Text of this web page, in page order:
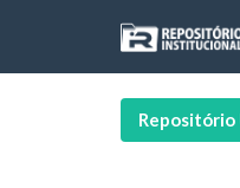
Repositório